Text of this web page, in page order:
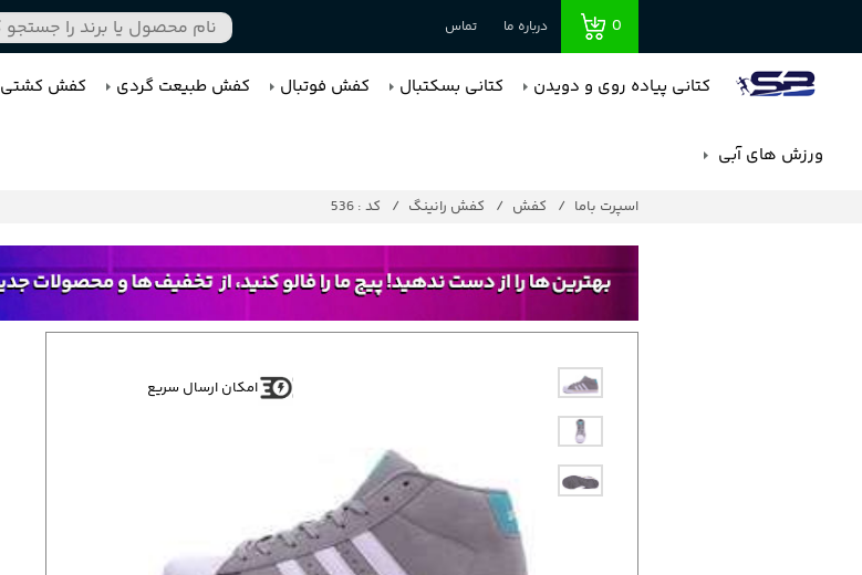
0 درباره ما تماس
کتانی پیاده روی و دویدن کتانی بسکتبال کفش فوتبال کفش طبیعت گردی کفش کشتی
ورزش های آبی
اسپرت باما کفش کفش رانینگ کد : 536
امکان ارسال سریع